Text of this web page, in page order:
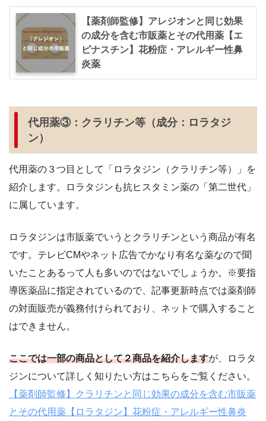
【薬剤師監修】アレジオンと同じ効果
の成分を含む市販薬とその代用薬【エ
ピナスチン】花粉症・アレルギー性鼻
炎薬
代用薬③：クラリチン等（成分：ロラタジ
ン）
代用薬の３つ目として「ロラタジン（クラリチン等）」を
紹介します。ロラタジンも抗ヒスタミン薬の「第二世代」
に属しています。
ロラタジンは市販薬でいうとクラリチンという商品が有名
です。テレビCMやネット広告でかなり有名な薬なので聞
いたことあるって人も多いのではないでしょうか。※要指
導医薬品に指定されているので、記事更新時点では薬剤師
の対面販売が義務付けられており、ネットで購入すること
はできません。
ここでは一部の商品として２商品を紹介しますが、ロラタ
ジンについて詳しく知りたい方はこちらをご覧ください。
【薬剤師監修】クラリチンと同じ効果の成分を含む市販薬
とその代用薬【ロラタジン】花粉症・アレルギー性鼻炎